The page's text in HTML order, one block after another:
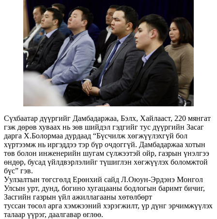
Сүхбаатар дүүргийг Дамбадаржаа, Бэлх, Хайлааст, 220 мянгат
гэж дөрөв хуваах нь зөв шийдэл гэдгийг тус дүүргийн Засаг
дарга Х.Болормаа дурдаад “Бүсчилж хөгжүүлэхгүй бол
хүртээмж нь иргэддээ тэр бүр очдоггүй. Дамбадаржаа хотын
төв болон инженерийн шугам сүлжээтэй ойр, газрын үнэлгээ
өндөр, бусад үйлдвэрлэлийг түшиглэн хөгжүүлэх боломжтой
бүс” гэв.
Уулзалтын төгсгөлд Ерөнхий сайд Л.Оюун-Эрдэнэ Монгол
Улсын урт, дунд, богино хугацааны бодлогын баримт бичиг,
Засгийн газрын үйл ажиллагааны хөтөлбөрт
туссан төсөл арга хэмжээний хэрэгжилт, үр дүнг эрчимжүүлэх
талаар үүрэг, даалгавар өглөө.